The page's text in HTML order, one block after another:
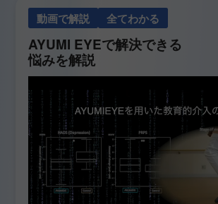
動画で解説 全てわかる
AYUMI EYEで解決できる
悩みを解説